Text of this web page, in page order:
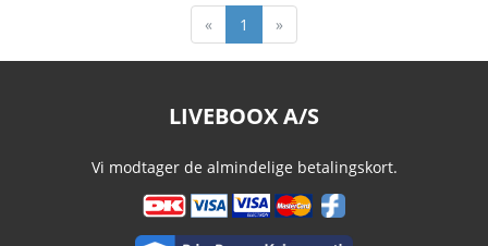
« 1 »
LIVEBOOX A/S
Vi modtager de almindelige betalingskort.